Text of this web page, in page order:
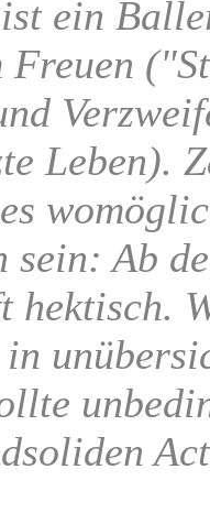
ein
Freuen
Leben).
sein: Ab
hektisch.
in